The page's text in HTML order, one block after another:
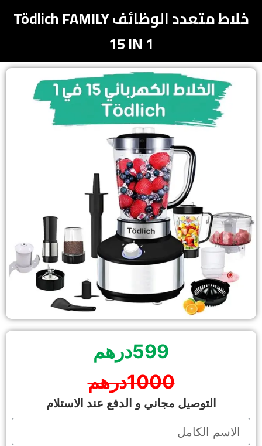
خلاط متعدد الوظائف Tödlich FAMILY
15 IN 1
599درهم
1000درهم
التوصيل مجاني و الدفع عند الاستلام